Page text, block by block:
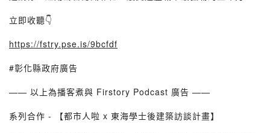
立即收聽👇
https://fstry.pse.is/9bcfdf
#彰化縣政府廣告
—— 以上為播客煮與 Firstory Podcast 廣告 ——
系列合作 - 【都市人啦 x 東海學士後建築訪談計畫】